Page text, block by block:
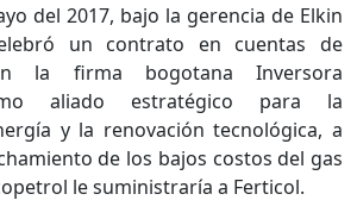
del 2017, bajo la gerencia de Elkin
un contrato en cuentas de
la firma bogotana Inversora
aliado estratégico para la
y la renovación tecnológica, a
de los bajos costos del gas
le suministraría a Ferticol.